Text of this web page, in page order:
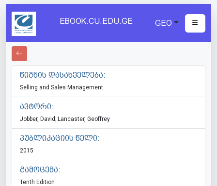
EBOOK.CU.EDU.GE GEO
წიგნის დასახეელება:
Selling and Sales Management
ავტორი:
Jobber, David; Lancaster, Geoffrey
პუბლიკაციის წელი:
2015
გამოცემა:
Tenth Edition